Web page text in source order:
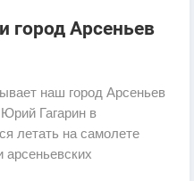
город Арсеньев
наш город Арсеньев
Гагарин в
летать на самолете
арсеньевских